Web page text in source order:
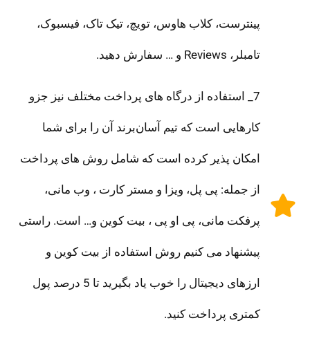
پینترست، کلاب هاوس، تویچ، تیک تاک، فیسبوک،
تامبلر، Reviews و … سفارش دهید.
7_ استفاده از درگاه های پرداخت مختلف نیز جزو
کارهایی است که تیم آسان‌برند آن را برای شما
امکان پذیر کرده است که شامل روش های پرداخت
از جمله: پی پل، ویزا و مستر کارت ، وب مانی،
پرفکت مانی، پی او پی ، بیت کوین و… است. راستی
پیشنهاد می کنیم روش استفاده از بیت کوین و
ارزهای دیجیتال را خوب یاد بگیرید تا 5 درصد پول
کمتری پرداخت کنید.